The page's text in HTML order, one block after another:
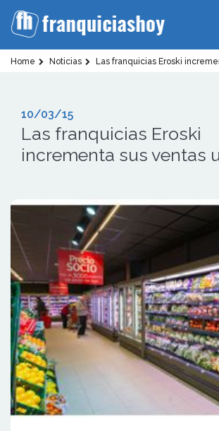
Home Noticias Las franquicias Eroski
10/03/15
Las franquicias Eroski
incrementa sus ventas